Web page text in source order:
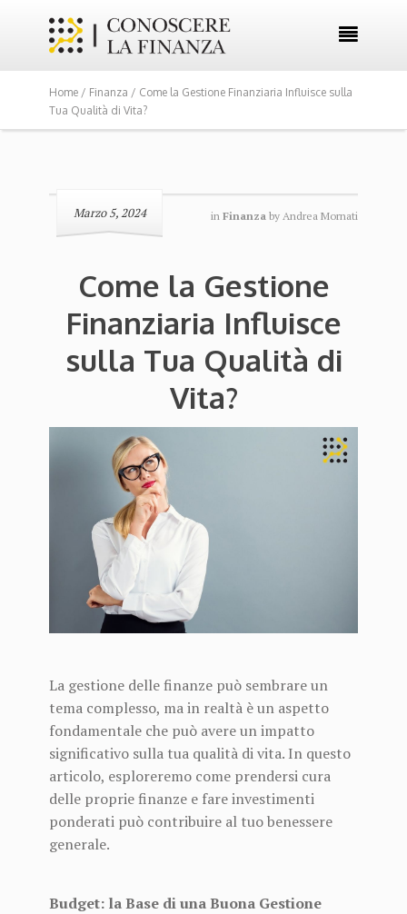

Home / Finanza / Come la Gestione Finanziaria Influisce sulla
Tua Qualità di Vita?
Marzo 5, 2024 in Finanza by Andrea Mornati
Come la Gestione
Finanziaria Influisce
sulla Tua Qualità di
Vita?
La gestione delle finanze può sembrare un
tema complesso, ma in realtà è un aspetto
fondamentale che può avere un impatto
significativo sulla tua qualità di vita. In questo
articolo, esploreremo come prendersi cura
delle proprie finanze e fare investimenti
ponderati può contribuire al tuo benessere
generale.
Budget: la Base di una Buona Gestione